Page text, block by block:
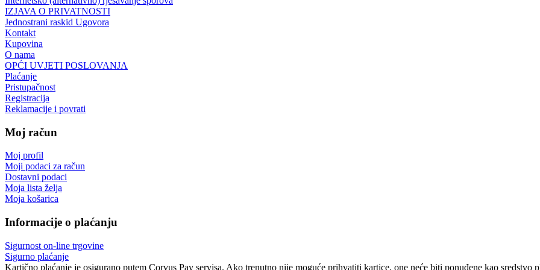
IZJAVA O PRIVATNOSTI
Jednostrani raskid Ugovora
Kontakt
Kupovina
O nama
OPĆI UVJETI POSLOVANJA
Plaćanje
Pristupačnost
Registracija
Reklamacije i povrati
Moj račun
Moj profil
Moji podaci za račun
Dostavni podaci
Moja lista želja
Moja košarica
Informacije o plaćanju
Sigurnost on-line trgovine
Sigurno plaćanje
Kartično plaćanje je osigurano putem Corvus Pay servisa. Ako trenutno nije moguće prihvatiti kartice, one neće biti ponuđene kao sredstvo